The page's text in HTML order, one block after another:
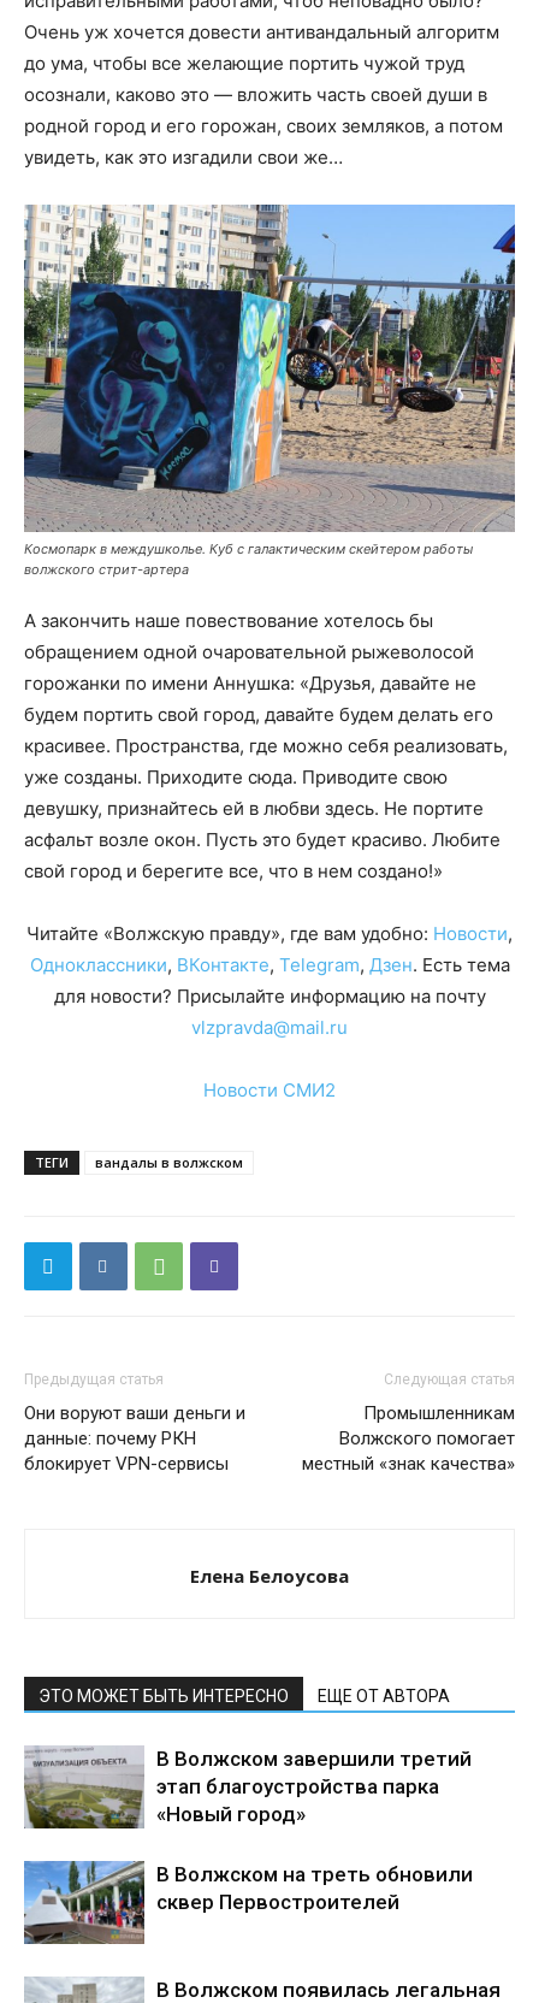
Очень уж хочется довести антивандальный алгоритм
до ума, чтобы все желающие портить чужой труд
осознали, каково это — вложить часть своей души в
родной город и его горожан, своих земляков, а потом
увидеть, как это изгадили свои же…
Космопарк в междушколье. Куб с галактическим скейтером работы
волжского стрит-артера
А закончить наше повествование хотелось бы
обращением одной очаровательной рыжеволосой
горожанки по имени Аннушка: «Друзья, давайте не
будем портить свой город, давайте будем делать его
красивее. Пространства, где можно себя реализовать,
уже созданы. Приходите сюда. Приводите свою
девушку, признайтесь ей в любви здесь. Не портите
асфальт возле окон. Пусть это будет красиво. Любите
свой город и берегите все, что в нем создано!»
Читайте «Волжскую правду», где вам удобно: Новости,
Одноклассники, ВКонтакте, Telegram, Дзен. Есть тема
для новости? Присылайте информацию на почту
vlzpravda@mail.ru
Новости СМИ2
ТЕГИ вандалы в волжском
Предыдущая статья
Они воруют ваши деньги и
данные: почему РКН
блокирует VPN-сервисы
Следующая статья
Промышленникам
Волжского помогает
местный «знак качества»
Елена Белоусова
ЭТО МОЖЕТ БЫТЬ ИНТЕРЕСНО ЕЩЕ ОТ АВТОРА
В Волжском завершили третий
этап благоустройства парка
«Новый город»
В Волжском на треть обновили
сквер Первостроителей
В Волжском появилась легальная